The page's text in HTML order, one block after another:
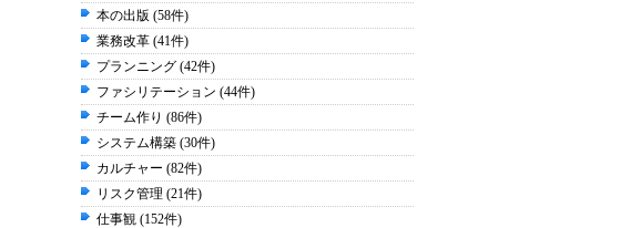
本の出版 (58件)
業務改革 (41件)
プランニング (42件)
ファシリテーション (44件)
チーム作り (86件)
システム構築 (30件)
カルチャー (82件)
リスク管理 (21件)
仕事観 (152件)